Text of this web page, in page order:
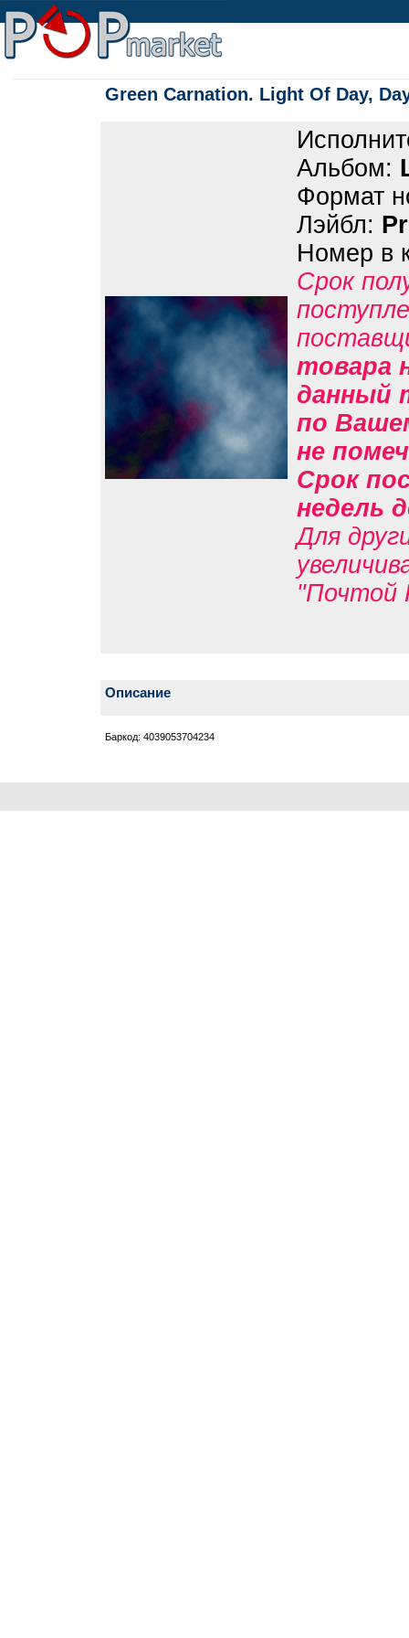
Green Carnation. Light Of Day,
Альбом:
Формат
Лэйбл:
Номер в
Срок
товара
данный
по
не
Срок
недель
Для
"Почтой
Описание
Баркод: 4039053704234